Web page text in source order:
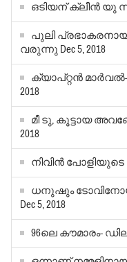
ഒടിയന് ക്ലീന്‍ യു
പുലി
വരുന്നു Dec 5, 2018
ക്യാപ്റ്റന്‍
2018
മീ ടു, കൂട്ടായ
2018
നിവിന്‍ പോളിയുടെ
ധനുഷും
Dec 5, 2018
96ലെ കൗമാരം-